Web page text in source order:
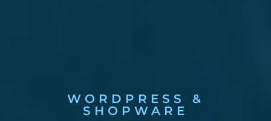
WORDPRESS &
SHOPWARE